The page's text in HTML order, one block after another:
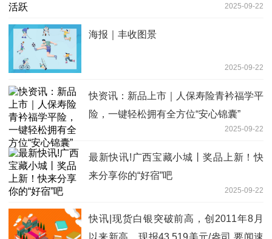
2025-09-22
海报｜丰收图景
2025-09-22
快资讯：新品上市｜人保寿险青衿福学平
险，一键轻松拥有全方位“安心锦囊”
2025-09-22
最新快讯!广西宝藏小城丨奖品上新！快
来分享你的“好宿”吧
2025-09-22
快讯|现货白银突破前高，创2011年8月
以来新高，现报43.519美元/盎司 要闻速